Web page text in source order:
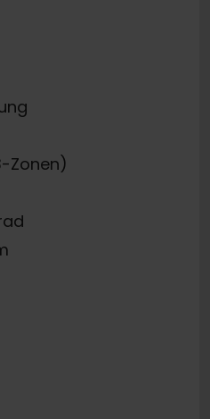
Zonen)